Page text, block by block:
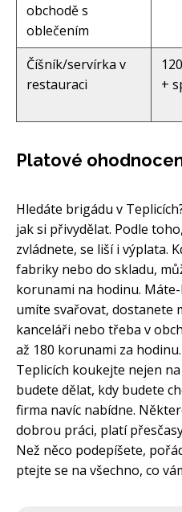
obchodě s
oblečením
Číšník/servírka v
restauraci
+
Platové
Hledáte brigádu v
jak si přivydělat. Podle
zvládnete, se liší i výplata.
fabriky nebo do skladu,
korunami na hodinu.
umíte svařovat, dostanete
kanceláři nebo třeba v
až 180 korunami za
Teplicích koukejte nejen
budete dělat, kdy budete
firma navíc nabídne.
dobrou práci, platí
Než něco podepíšete,
ptejte se na všechno, co